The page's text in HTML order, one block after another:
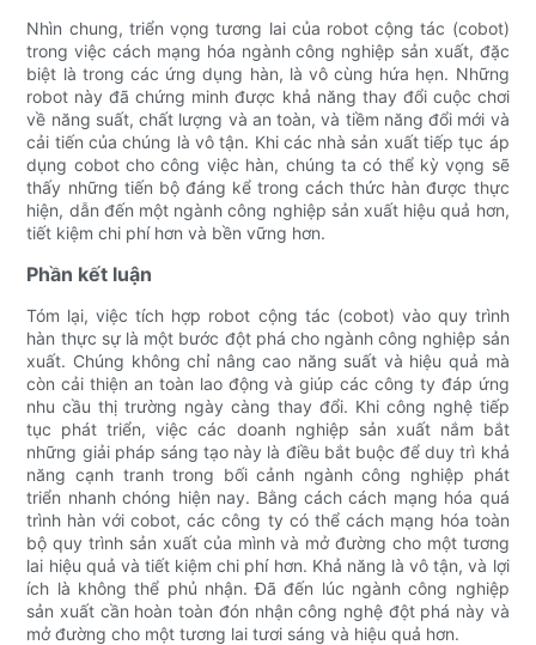
Nhìn chung, triển vọng tương lai của robot cộng tác (cobot)
trong việc cách mạng hóa ngành công nghiệp sản xuất, đặc
biệt là trong các ứng dụng hàn, là vô cùng hứa hẹn. Những
robot này đã chứng minh được khả năng thay đổi cuộc chơi
về năng suất, chất lượng và an toàn, và tiềm năng đổi mới và
cải tiến của chúng là vô tận. Khi các nhà sản xuất tiếp tục áp
dụng cobot cho công việc hàn, chúng ta có thể kỳ vọng sẽ
thấy những tiến bộ đáng kể trong cách thức hàn được thực
hiện, dẫn đến một ngành công nghiệp sản xuất hiệu quả hơn,
tiết kiệm chi phí hơn và bền vững hơn.
Phần kết luận
Tóm lại, việc tích hợp robot cộng tác (cobot) vào quy trình
hàn thực sự là một bước đột phá cho ngành công nghiệp sản
xuất. Chúng không chỉ nâng cao năng suất và hiệu quả mà
còn cải thiện an toàn lao động và giúp các công ty đáp ứng
nhu cầu thị trường ngày càng thay đổi. Khi công nghệ tiếp
tục phát triển, việc các doanh nghiệp sản xuất nắm bắt
những giải pháp sáng tạo này là điều bắt buộc để duy trì khả
năng cạnh tranh trong bối cảnh ngành công nghiệp phát
triển nhanh chóng hiện nay. Bằng cách cách mạng hóa quá
trình hàn với cobot, các công ty có thể cách mạng hóa toàn
bộ quy trình sản xuất của mình và mở đường cho một tương
lai hiệu quả và tiết kiệm chi phí hơn. Khả năng là vô tận, và lợi
ích là không thể phủ nhận. Đã đến lúc ngành công nghiệp
sản xuất cần hoàn toàn đón nhận công nghệ đột phá này và
mở đường cho một tương lai tươi sáng và hiệu quả hơn.